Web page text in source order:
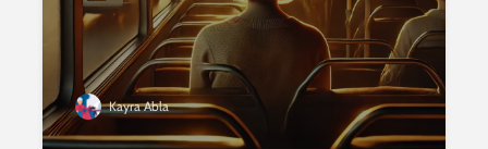
Kayra Abla